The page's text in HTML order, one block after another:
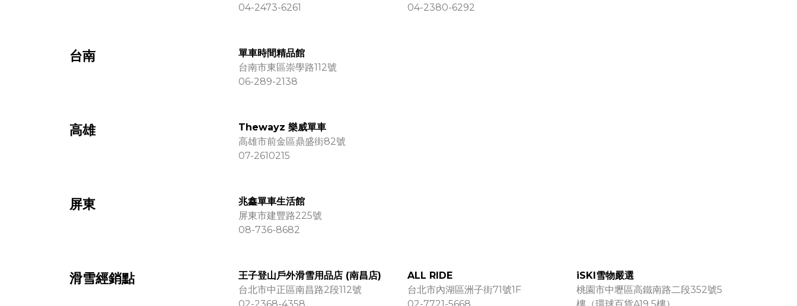
04-2473-6261
04-2380-6292
台南
單車時間精品館
台南市東區崇學路112號
06-289-2138
高雄
Thewayz 樂威單車
高雄市前金區鼎盛街82號
07-2610215
屏東
兆鑫單車生活館
屏東市建豐路225號
08-736-8682
滑雪經銷點
王子登山戶外滑雪用品店 (南昌店)
台北市中正區南昌路2段112號
02-2368-4358
ALL RIDE
台北市內湖區洲子街71號1F
02-7721-5668
iSKI雪物嚴選
桃園市中壢區高鐵南路二段352號5
樓（環球百貨A19 5樓）